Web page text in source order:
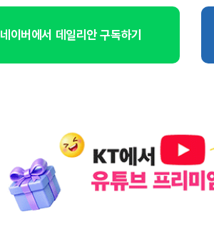
네이버에서 데일리안 구독하기